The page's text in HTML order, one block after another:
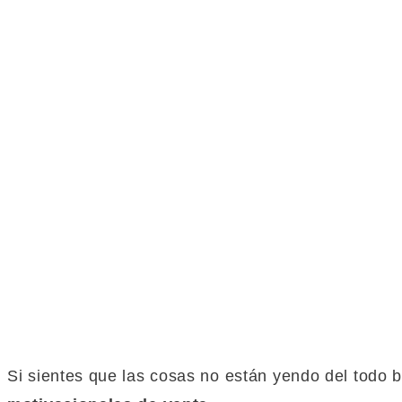
Si sientes que las cosas no están yendo del todo